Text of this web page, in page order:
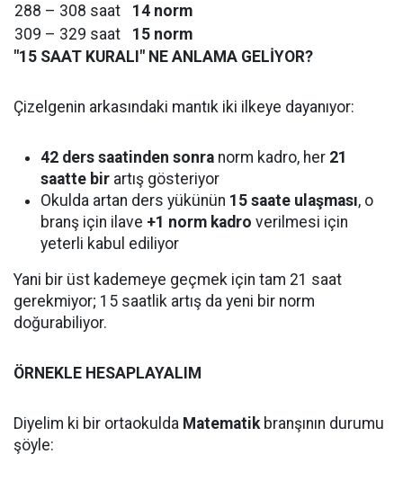
288 – 308 saat
14 norm
309 – 329 saat
15 norm
"15 SAAT KURALI" NE ANLAMA GELİYOR?
Çizelgenin arkasındaki mantık iki ilkeye dayanıyor:
42 ders saatinden sonra norm kadro, her 21
saatte bir artış gösteriyor
Okulda artan ders yükünün 15 saate ulaşması, o
branş için ilave +1 norm kadro verilmesi için
yeterli kabul ediliyor
Yani bir üst kademeye geçmek için tam 21 saat
gerekmiyor; 15 saatlik artış da yeni bir norm
doğurabiliyor.
ÖRNEKLE HESAPLAYALIM
Diyelim ki bir ortaokulda Matematikbranşının durumu
şöyle: